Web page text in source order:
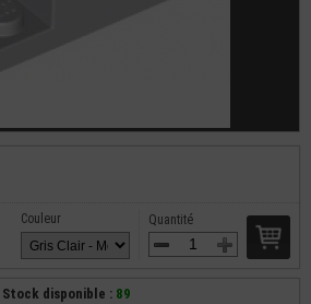
Quantité
Couleur
Stock disponible : 89